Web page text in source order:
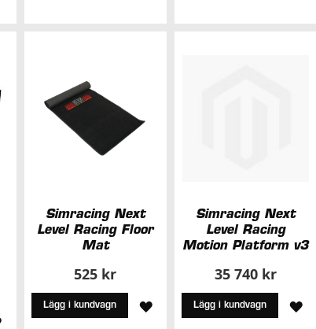
LÄGG
Simracing Next
Level Racing Floor
Mat
525 kr
Lägg i kundvagn
LÄGG
Simracing Next
Level Racing
Motion Platform v3
35 740 kr
Lägg i kundvagn